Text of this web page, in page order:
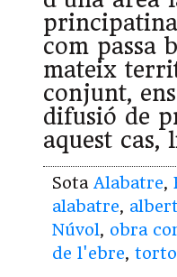
com passa
mateix
conjunt,
difusió de
aquest cas,
Sota Alabatre,
alabatre,
Núvol, obra
de l'ebre,